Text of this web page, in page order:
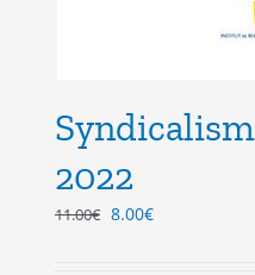
2022
11.00€ Le
8.00€Le